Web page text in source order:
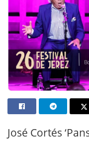
José Cortés